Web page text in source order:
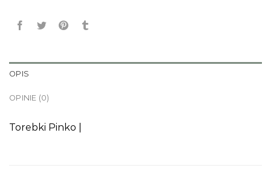
OPIS
OPINIE (0)
Torebki Pinko |